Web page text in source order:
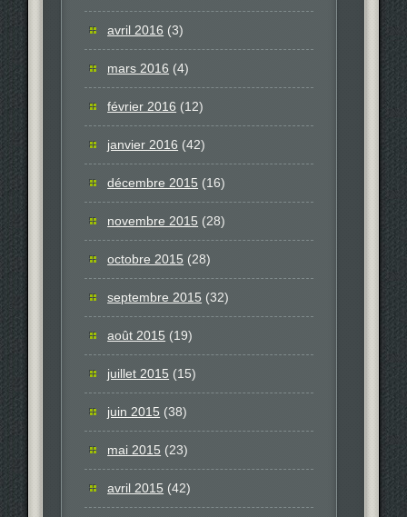
avril 2016 (3)
mars 2016 (4)
février 2016 (12)
janvier 2016 (42)
décembre 2015 (16)
novembre 2015 (28)
octobre 2015 (28)
septembre 2015 (32)
août 2015 (19)
juillet 2015 (15)
juin 2015 (38)
mai 2015 (23)
avril 2015 (42)